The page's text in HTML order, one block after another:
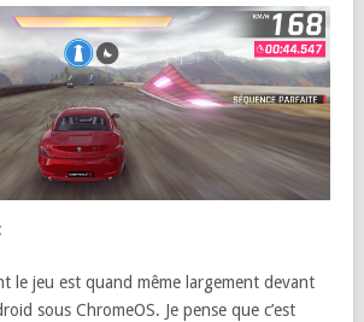
le jeu est quand même largement devant
sous ChromeOS. Je pense que c’est